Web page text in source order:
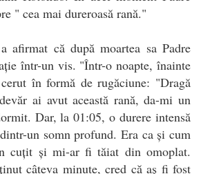
" cea mai dureroasă rană."
afirmat că după moartea sa Padre
într-un vis. "Într-o noapte, înainte
în formă de rugăciune: "Dragă
ai avut această rană, da-mi un
Dar, la 01:05, o durere intensă
un somn profund. Era ca și cum
cuțit și mi-ar fi tăiat din omoplat.
câteva minute, cred că aș fi fost